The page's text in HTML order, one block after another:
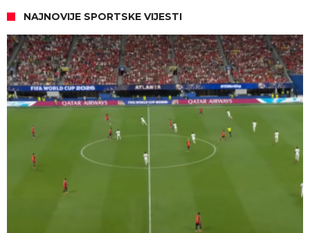
NAJNOVIJE SPORTSKE VIJESTI